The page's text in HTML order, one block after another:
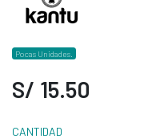
Pocas Unidades.
S/ 15.50
CANTIDAD